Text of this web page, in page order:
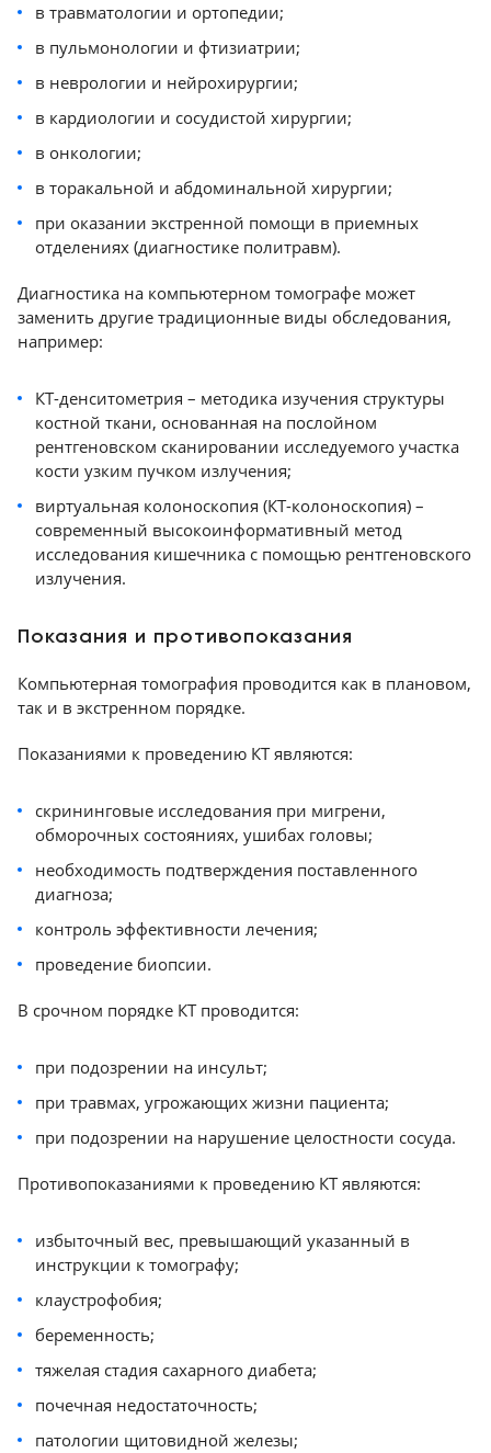
Systems Corporation
7 место - Canon Aquilion Start
5 место - Canon Aquilion Prime SP
4 место - Canon Aquilion Serve
3 место - Canon Aquilion ONE / PRISM Edition
2 место - Canon Aquilion ONE / GENESIS
1 место - Canon Aquilion Precision
терапии в линейке Canon Medical Systems
Corporation
2 место - Canon Aquilion LB
ТОП аппаратов КТ в линейке Siemens
Healthineers
6 место - Siemens Healthineers SOMATOM
go.Now
5 место - Siemens Healthineers SOMATOM
go.Up
4 место - Siemens Healthineers SOMATOM
3 место - Siemens Healthineers SOMATOM
2 место - Siemens Healthineers SOMATOM
1 место - Siemens Healthineers SOMATOM
ТОП двухтрубочных КТ в линейке Siemens
Healthineers
2 место - Siemens Healthineers SOMATOM
Drive
1 место - Siemens Healthineers SOMATOM
ТОП аппаратов КТ для планирования лучевой
терапии в линейке Siemens Healthineers
go.Sim
1 место - Siemens Healthineers SOMATOM
ТОП аппаратов КТ в линейке Philips HealthCare
3 место - Philips CT 3500
1 место - Philips IQon Spectral CT
в травматологии и ортопедии;
в пульмонологии и фтизиатрии;
в неврологии и нейрохирургии;
в кардиологии и сосудистой хирургии;
в онкологии;
в торакальной и абдоминальной хирургии;
при оказании экстренной помощи в приемных
отделениях (диагностике политравм).
Диагностика на компьютерном томографе может
заменить другие традиционные виды обследования,
например:
КТ-денситометрия – методика изучения структуры
костной ткани, основанная на послойном
рентгеновском сканировании исследуемого участка
кости узким пучком излучения;
виртуальная колоноскопия (КТ-колоноскопия) –
современный высокоинформативный метод
исследования кишечника с помощью рентгеновского
излучения.
Показания и противопоказания
Компьютерная томография проводится как в плановом,
так и в экстренном порядке.
Показаниями к проведению КТ являются:
скрининговые исследования при мигрени,
обморочных состояниях, ушибах головы;
необходимость подтверждения поставленного
диагноза;
контроль эффективности лечения;
проведение биопсии.
В срочном порядке КТ проводится:
при подозрении на инсульт;
при травмах, угрожающих жизни пациента;
при подозрении на нарушение целостности сосуда.
Противопоказаниями к проведению КТ являются:
избыточный вес, превышающий указанный в
инструкции к томографу;
клаустрофобия;
беременность;
тяжелая стадия сахарного диабета;
почечная недостаточность;
патологии щитовидной железы;